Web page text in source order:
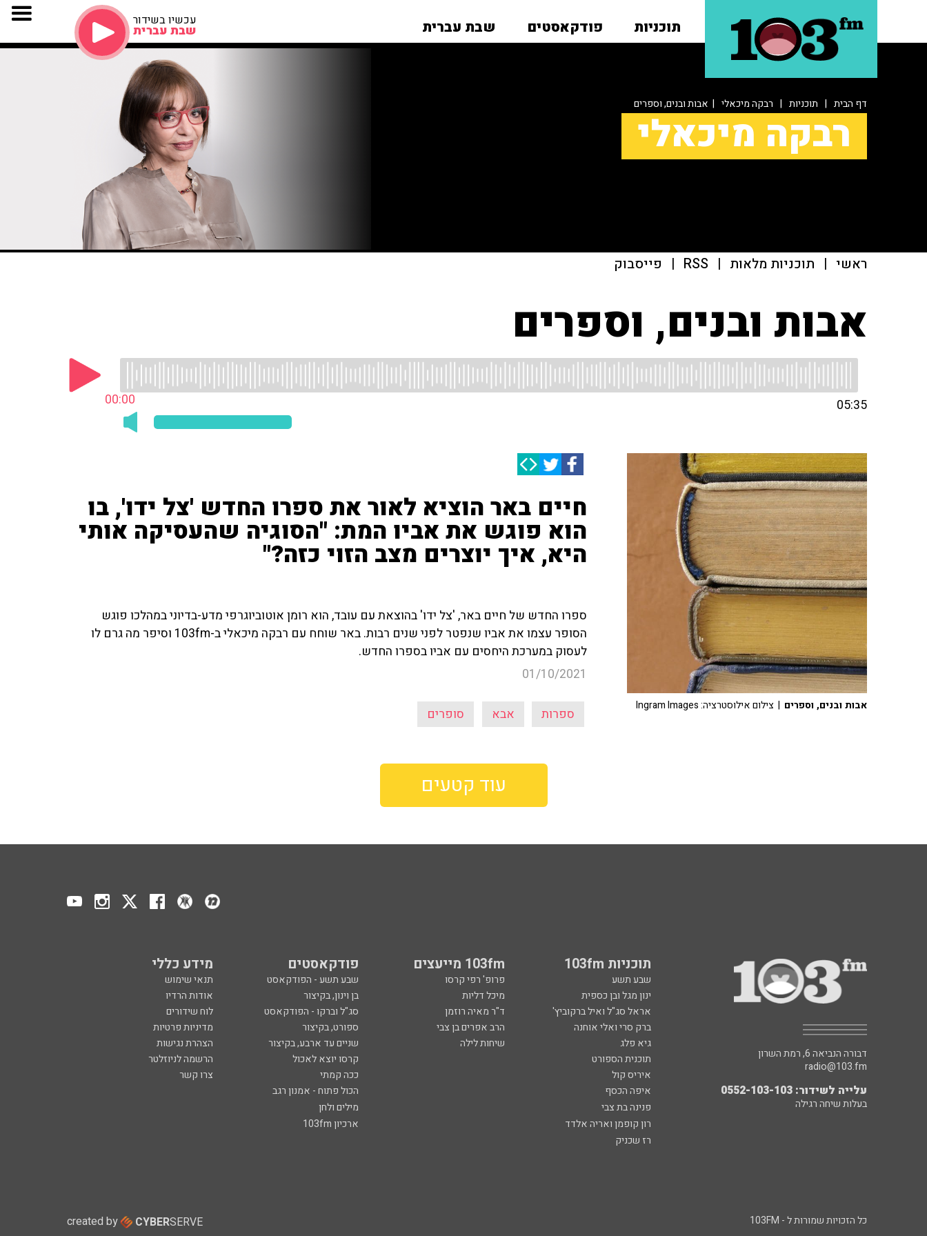
תוכניות פודקאסטים שבת עברית עכשיו בשידור
שבת עברית
דף הבית | תוכניות | רבקה מיכאלי | אבות ובנים, וספרים
רבקה מיכאלי
ראשי | תוכניות מלאות |
RSS
| פייסבוק
אבות ובנים, וספרים
00:00 05:35
חיים באר הוציא לאור את ספרו החדש 'צל ידו', בו
הוא פוגש את אביו המת: "הסוגיה שהעסיקה אותי
היא, איך יוצרים מצב הזוי כזה?"
ספרו החדש של חיים באר, 'צל ידו' בהוצאת עם עובד, הוא רומן אוטוביוגרפי מדע-בדיוני במהלכו פוגש
הסופר עצמו את אביו שנפטר לפני שנים רבות. באר שוחח עם רבקה מיכאלי ב-103fm וסיפר מה גרם לו
לעסוק במערכת היחסים עם אביו בספרו החדש.
01/10/2021
ספרות אבא סופרים
אבות ובנים, וספרים | צילום אילוסטרציה: Ingram Images
עוד קטעים
תוכניות 103fm 103fm מייעצים פודקאסטים מידע כללי
שבע תשע פרופ' רפי קרסו שבע תשע - הפודקאסט
תנאי שימוש
ינון מגל ובן כספית
מיכל דליות בן וינון, בקיצור
אודות הרדיו
אראל סג"ל ואיל ברקוביץ'
ד"ר מאיה רוזמן סג"ל וברקו - הפודקאסט
לוח שידורים
ברק סרי ואלי אוחנה
הרב אפרים בן צבי ספורט, בקיצור
מדיניות פרטיות
גיא פלג
שיחות לילה שניים עד ארבע, בקיצור
הצהרת נגישות
תוכנית הספורט
קרסו יוצא לאכול
הרשמה לניוזלטר
איריס קול
ככה קמתי
צרו קשר
איפה הכסף
הכול פתוח - אמנון רגב
פנינה בת צבי
מילים ולחן
רון קופמן ואריה אלדד
ארכיון 103fm
רז שכניק
דבורה הנביאה 6, רמת השרון
radio@103.fm
עלייה לשידור: 0552-103-103
בעלות שיחה רגילה
כל הזכויות שמורות ל - 103FM created by CYBERSERVE